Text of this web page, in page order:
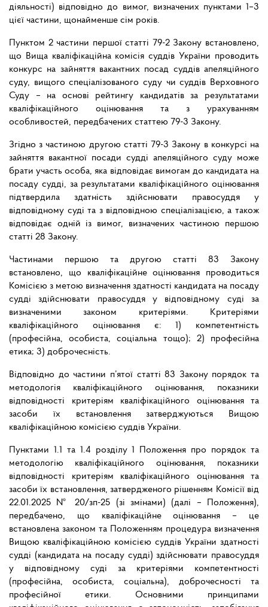
діяльності) відповідно до вимог, визначених пунктами 1–3
цієї частини, щонайменше сім років.
Пунктом 2 частини першої статті 79-2 Закону встановлено,
що Вища кваліфікаційна комісія суддів України проводить
конкурс на зайняття вакантних посад суддів апеляційного
суду, вищого спеціалізованого суду чи суддів Верховного
Суду – на основі рейтингу кандидатів за результатами
кваліфікаційного оцінювання та з урахуванням
особливостей, передбачених статтею 79-3 Закону.
Згідно з частиною другою статті 79-3 Закону в конкурсі на
зайняття вакантної посади судді апеляційного суду може
брати участь особа, яка відповідає вимогам до кандидата на
посаду судді, за результатами кваліфікаційного оцінювання
підтвердила здатність здійснювати правосуддя у
відповідному суді та з відповідною спеціалізацією, а також
відповідає одній із вимог, визначених частиною першою
статті 28 Закону.
Частинами першою та другою статті 83 Закону
встановлено, що кваліфікаційне оцінювання проводиться
Комісією з метою визначення здатності кандидата на посаду
судді здійснювати правосуддя у відповідному суді за
визначеними законом критеріями. Критеріями
кваліфікаційного оцінювання є: 1) компетентність
(професійна, особиста, соціальна тощо); 2) професійна
етика; 3) доброчесність.
Відповідно до частини п’ятої статті 83 Закону порядок та
методологія кваліфікаційного оцінювання, показники
відповідності критеріям кваліфікаційного оцінювання та
засоби їх встановлення затверджуються Вищою
кваліфікаційною комісією суддів України.
Пунктами 1.1 та 1.4 розділу 1 Положення про порядок та
методологію кваліфікаційного оцінювання, показники
відповідності критеріям кваліфікаційного оцінювання та
засоби їх встановлення, затвердженого рішенням Комісії від
22.01.2025 № 20/зп-25 (зі змінами) (далі – Положення),
передбачено, що кваліфікаційне оцінювання – це
встановлена законом та Положенням процедура визначення
Вищою кваліфікаційною комісією суддів України здатності
судді (кандидата на посаду судді) здійснювати правосуддя
у відповідному суді за критеріями компетентності
(професійна, особиста, соціальна), доброчесності та
професійної етики. Основними принципами